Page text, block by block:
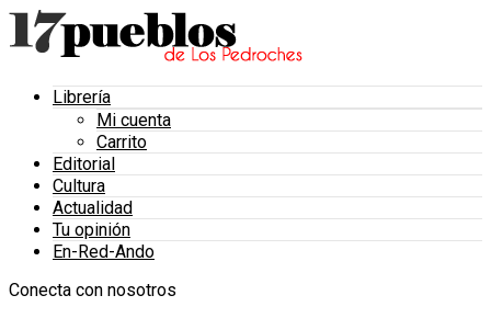
Librería
Mi cuenta
Carrito
Editorial
Cultura
Actualidad
Tu opinión
En-Red-Ando
Conecta con nosotros